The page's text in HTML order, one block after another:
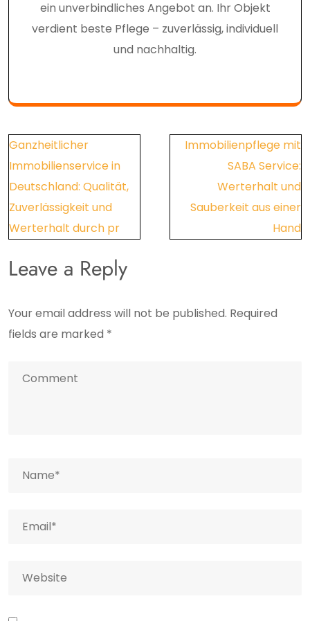
ein unverbindliches Angebot an. Ihr Objekt
verdient beste Pflege – zuverlässig, individuell
und nachhaltig.
Post
navigation
Ganzheitlicher
Immobilienservice in
Deutschland: Qualität,
Zuverlässigkeit und
Werterhalt durch pr
Immobilienpflege mit
SABA Service:
Werterhalt und
Sauberkeit aus einer
Hand
Leave a Reply
Your email address will not be published. Required
fields are marked *